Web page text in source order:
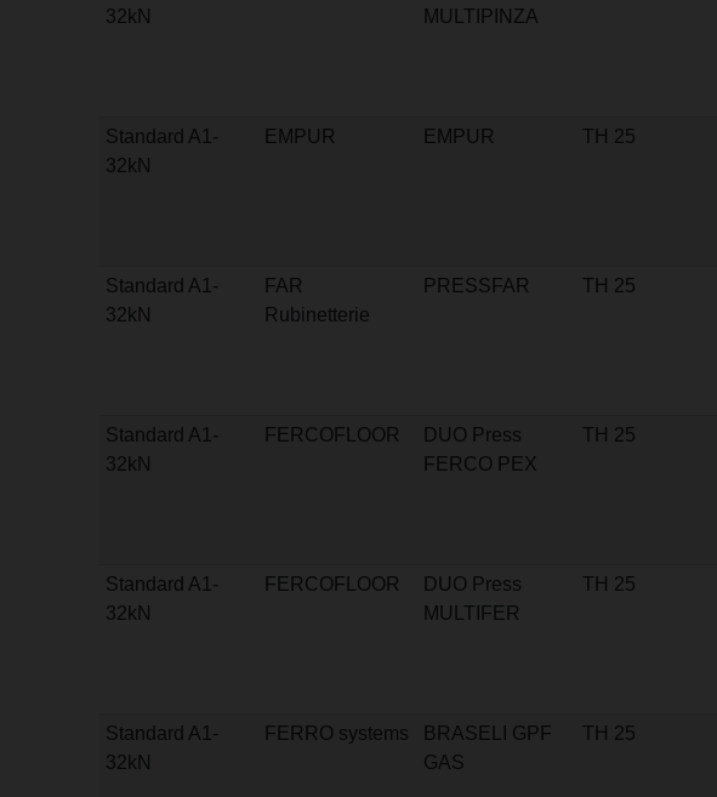
32kN
MULTIPINZA
Standard A1-
32kN
EMPUR EMPUR TH 25
Standard A1-
32kN
FAR
Rubinetterie
PRESSFAR TH 25
Standard A1-
32kN
FERCOFLOOR
DUO Press
FERCO PEX
TH 25
Standard A1-
32kN
FERCOFLOOR
DUO Press
MULTIFER
TH 25
Standard A1-
32kN
FERRO systems
BRASELI GPF
GAS
TH 25